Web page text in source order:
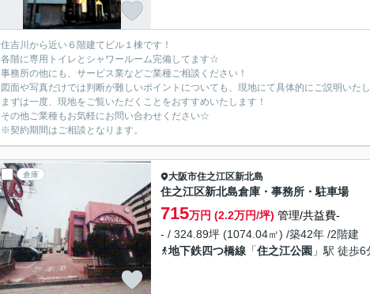
住吉川から近い６階建てビル１棟です！
各階に専用トイレとシャワールーム完備してます☆
事務所の他にも、サービス業などご業種ご相談ください！
図面や写真だけでは判断が難しいポイントについても、現地にて具体的にご説明いたし
まずは一度、現地をご覧いただくことをおすすめいたします！
その他ご業種もお気軽にお問い合わせください☆
※契約期間はご相談となります。
倉庫 大阪市住之江区新北島
住之江区新北島倉庫・事務所・駐車場
715万円 (2.2万円/坪) 管理/共益費-
- / 324.89坪 (1074.04㎡) /築42年 /2階建
地下鉄四つ橋線 「住之江公園 」駅 徒歩6